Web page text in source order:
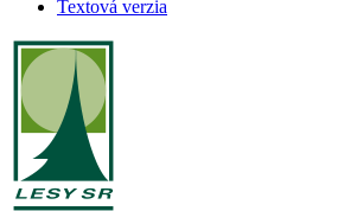
Textová verzia